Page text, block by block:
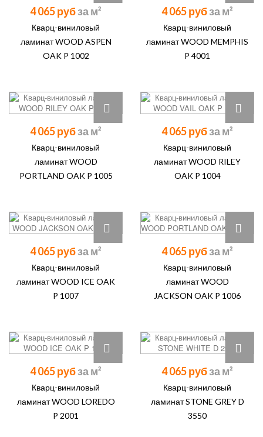
4 065 руб
Кварц-виниловый
ламинат WOOD ASPEN
OAK P 1002
4 065 руб
Кварц-виниловый
ламинат WOOD MEMPHIS
P 4001
4 065 руб
Кварц-виниловый
ламинат WOOD
PORTLAND OAK P 1005
4 065 руб
Кварц-виниловый
ламинат WOOD RILEY
OAK P 1004
4 065 руб
Кварц-виниловый
ламинат WOOD ICE OAK
P 1007
4 065 руб
Кварц-виниловый
ламинат WOOD
JACKSON OAK P 1006
4 065 руб
Кварц-виниловый
ламинат WOOD LOREDO
P 2001
4 065 руб
Кварц-виниловый
ламинат STONE GREY D
3550